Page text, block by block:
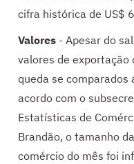
cifra histórica de US$
Valores - Apesar do
valores de
queda se comparados
acordo com o
Estatísticas de
Brandão, o tamanho
comércio do mês foi